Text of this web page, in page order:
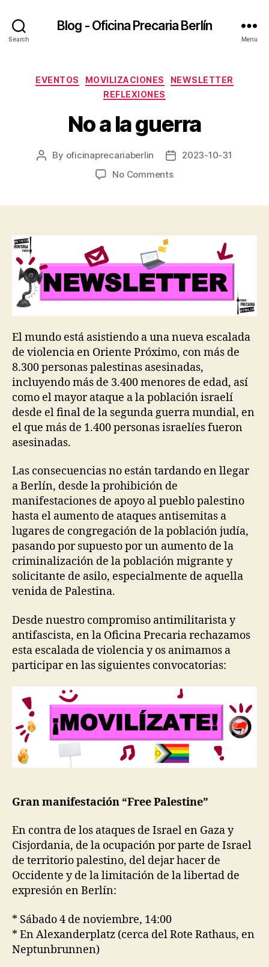
Search
Blog - Oficina Precaria Berlín
Menu
Categories
EVENTOS MOVILIZACIONES
NEWSLETTER
REFLEXIONES
No a la guerra
Post
By oficinaprecariaberlin
Post2023-10-31
No Commentson
El mundo está asistiendo a una nueva escalada
de violencia en Oriente Próximo, con más de
8.300 personas palestinas asesinadas,
incluyendo más de 3.400 menores de edad, así
como el mayor ataque a la población israelí
desde el final de la segunda guerra mundial, en
el que más de 1.400 personas israelíes fueron
asesinadas.
Las consecuencias no están tardando en llegar
a Berlín, desde la prohibición de
manifestaciones de apoyo al pueblo palestino
hasta el aumento de ataques antisemitas a
lugares de congregación de la población judía,
pasando por supuesto por un aumento de la
criminalización de la población migrante y
solicitante de asilo, especialmente de aquella
venida de Palestina.
Desde nuestro compromiso antimilitarista y
antifascista, en la Oficina Precaria rechazamos
esta escalada de violencia y os animamos a
participar en las siguientes convocatorias:
Gran manifestación “Free Palestine”
En contra de los ataques de Israel en Gaza y
Cisjordania, de la ocupación por parte de Israel
de territorio palestino, del dejar hacer de
Occidente y de la limitación de la libertad de
expresión en Berlín:
* Sábado 4 de noviembre, 14:00
* En Alexanderplatz (cerca del Rote Rathaus, en
Neptunbrunnen)